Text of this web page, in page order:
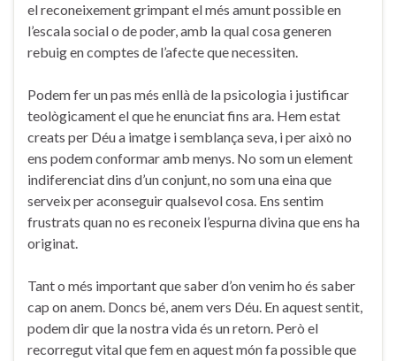
el reconeixement grimpant el més amunt possible en
l’escala social o de poder, amb la qual cosa generen
rebuig en comptes de l’afecte que necessiten.
Podem fer un pas més enllà de la psicologia i justificar
teològicament el que he enunciat fins ara. Hem estat
creats per Déu a imatge i semblança seva, i per això no
ens podem conformar amb menys. No som un element
indiferenciat dins d’un conjunt, no som una eina que
serveix per aconseguir qualsevol cosa. Ens sentim
frustrats quan no es reconeix l’espurna divina que ens ha
originat.
Tant o més important que saber d’on venim ho és saber
cap on anem. Doncs bé, anem vers Déu. En aquest sentit,
podem dir que la nostra vida és un retorn. Però el
recorregut vital que fem en aquest món fa possible que